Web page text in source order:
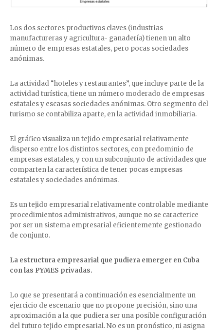
Los dos sectores productivos claves (industrias
manufactureras y agricultura- ganadería) tienen un alto
número de empresas estatales, pero pocas sociedades
anónimas.
La actividad “hoteles y restaurantes”, que incluye parte de la
actividad turística, tiene un número moderado de empresas
estatales y escasas sociedades anónimas. Otro segmento del
turismo se contabiliza aparte, en la actividad inmobiliaria.
El gráfico visualiza un tejido empresarial relativamente
disperso entre los distintos sectores, con predominio de
empresas estatales, y con un subconjunto de actividades que
comparten la característica de tener pocas empresas
estatales y sociedades anónimas.
Es un tejido empresarial relativamente controlable mediante
procedimientos administrativos, aunque no se caracterice
por ser un sistema empresarial eficientemente gestionado
de conjunto.
La estructura empresarial que pudiera emerger en Cuba
con las PYMES privadas.
Lo que se presentará a continuación es esencialmente un
ejercicio de escenario que no propone precisión, sino una
aproximación a la que pudiera ser una posible configuración
del futuro tejido empresarial. No es un pronóstico, ni asigna